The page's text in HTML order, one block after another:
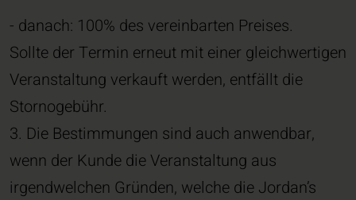
- danach: 100% des vereinbarten Preises.
Sollte der Termin erneut mit einer gleichwertigen
Veranstaltung verkauft werden, entfällt die
Stornogebühr.
3. Die Bestimmungen sind auch anwendbar,
wenn der Kunde die Veranstaltung aus
irgendwelchen Gründen, welche die Jordan’s